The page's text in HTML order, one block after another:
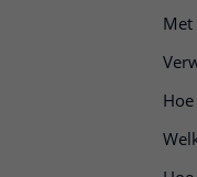
Met
klik